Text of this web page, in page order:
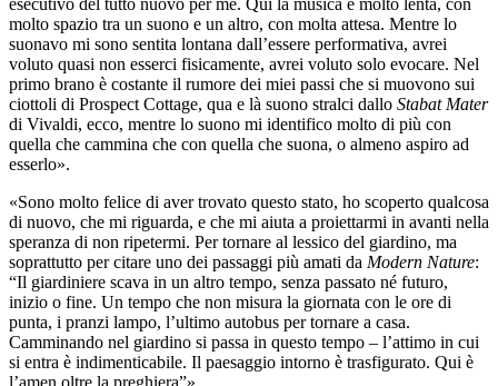
esecutivo del tutto nuovo per me. Qui la musica è molto lenta, con
molto spazio tra un suono e un altro, con molta attesa. Mentre lo
suonavo mi sono sentita lontana dall’essere performativa, avrei
voluto quasi non esserci fisicamente, avrei voluto solo evocare. Nel
primo brano è costante il rumore dei miei passi che si muovono sui
ciottoli di Prospect Cottage, qua e là suono stralci dallo Stabat Mater
di Vivaldi, ecco, mentre lo suono mi identifico molto di più con
quella che cammina che con quella che suona, o almeno aspiro ad
esserlo».
«Sono molto felice di aver trovato questo stato, ho scoperto qualcosa
di nuovo, che mi riguarda, e che mi aiuta a proiettarmi in avanti nella
speranza di non ripetermi. Per tornare al lessico del giardino, ma
soprattutto per citare uno dei passaggi più amati da Modern Nature:
“Il giardiniere scava in un altro tempo, senza passato né futuro,
inizio o fine. Un tempo che non misura la giornata con le ore di
punta, i pranzi lampo, l’ultimo autobus per tornare a casa.
Camminando nel giardino si passa in questo tempo – l’attimo in cui
si entra è indimenticabile. Il paesaggio intorno è trasfigurato. Qui è
l’amen oltre la preghiera”».